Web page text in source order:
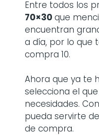
Entre todos los
70×30 que
encuentran
a día, por lo que
compra 10.
Ahora que ya te
selecciona el
necesidades.
pueda servirte
de compra.